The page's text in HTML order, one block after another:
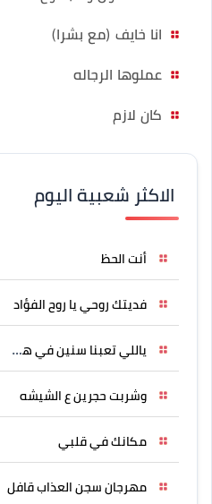
انا خايف (مع بشرا)
عملوها الرجاله
كان لازم
الاكثر شعبية اليوم
أنت الحظ
فديتك روحي يا روح الفؤاد
ياللي تعبنا سنين في هواه
وشربت حجرين ع الشيشه
مكانك في قلبي
مهرجان سجن العذاب قافل